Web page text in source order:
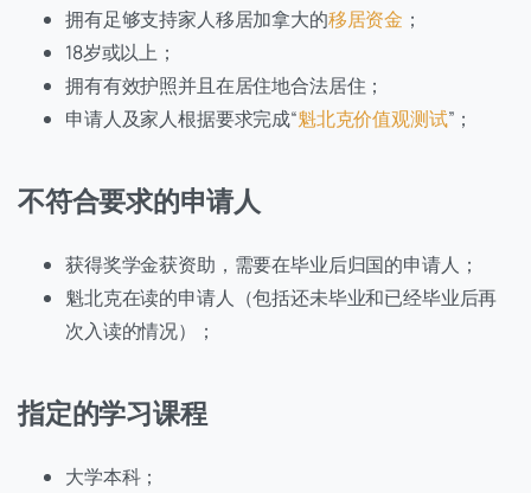
拥有足够支持家人移居加拿大的移居资金 ；
18岁或以上；
拥有有效护照并且在居住地合法居住；
申请人及家人根据要求完成“魁北克价值观测试”；
不符合要求的申请人
获得奖学金获资助，需要在毕业后归国的申请人；
魁北克在读的申请人（包括还未毕业和已经毕业后再
次入读的情况）；
指定的学习课程
大学本科；